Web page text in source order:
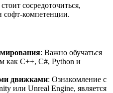
сосредоточиться,
софт-компетенции.
: Важно обучаться
как C++, C#, Python и
движками: Ознакомление с
или Unreal Engine, является